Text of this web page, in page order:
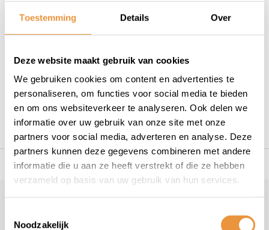
Toestemming Details Over
Deze website maakt gebruik van cookies
We gebruiken cookies om content en advertenties te
personaliseren, om functies voor social media te bieden
en om ons websiteverkeer te analyseren. Ook delen we
informatie over uw gebruik van onze site met onze
partners voor social media, adverteren en analyse. Deze
partners kunnen deze gegevens combineren met andere
informatie die u aan ze heeft verstrekt of die ze hebben
verzameld op basis van uw gebruik van hun services.
Noodzakelijk
1
voor uw tweewieler Snelle levering Niet goed = geld